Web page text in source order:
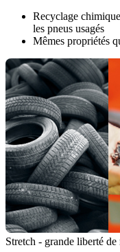
Recyclage
les pneus usagés
Mêmes propriétés
Stretch - grande liberté